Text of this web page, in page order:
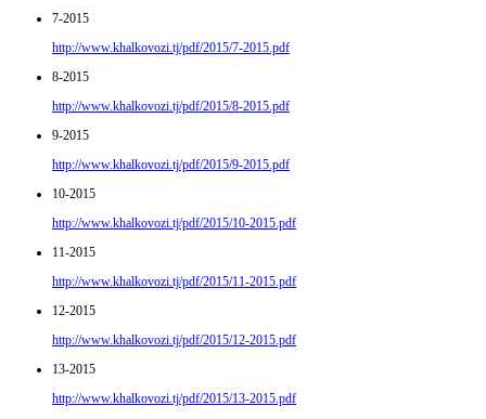
7-2015
http://www.khalkovozi.tj/pdf/2015/7-2015.pdf
8-2015
http://www.khalkovozi.tj/pdf/2015/8-2015.pdf
9-2015
http://www.khalkovozi.tj/pdf/2015/9-2015.pdf
10-2015
http://www.khalkovozi.tj/pdf/2015/10-2015.pdf
11-2015
http://www.khalkovozi.tj/pdf/2015/11-2015.pdf
12-2015
http://www.khalkovozi.tj/pdf/2015/12-2015.pdf
13-2015
http://www.khalkovozi.tj/pdf/2015/13-2015.pdf